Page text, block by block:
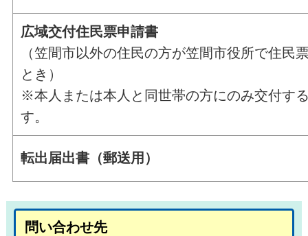
広域交付住民票申請書
（笠間市以外の住民の方が笠間市役所で住民
とき）
※本人または本人と同世帯の方にのみ交付す
す。
転出届出書（郵送用）
問い合わせ先